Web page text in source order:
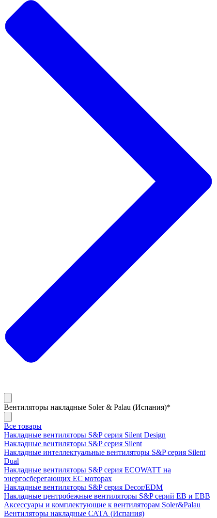
Вентиляторы накладные Soler & Palau (Испания)*
Все товары
Накладные вентиляторы S&P серия Silent Design
Накладные вентиляторы S&P серия Silent
Накладные интеллектуальные вентиляторы S&P серия Silent
Dual
Накладные вентиляторы S&P серия ECOWATT на
энергосберегающих ЕС моторах
Накладные вентиляторы S&P серия Decor/EDM
Накладные центробежные вентиляторы S&P серий EB и EBB
Аксессуары и комплектующие к вентиляторам Soler&Palau
Вентиляторы накладные САТА (Испания)